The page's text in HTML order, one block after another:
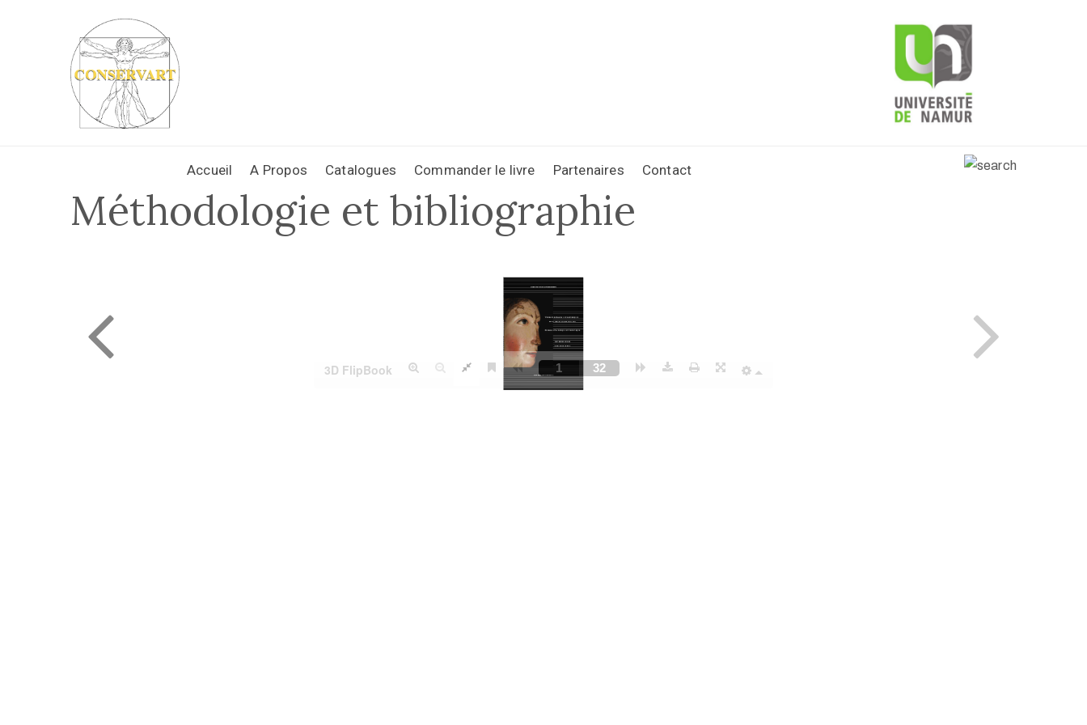
Accueil A Propos Catalogues Commander le livre Partenaires Contact
Méthodologie et bibliographie